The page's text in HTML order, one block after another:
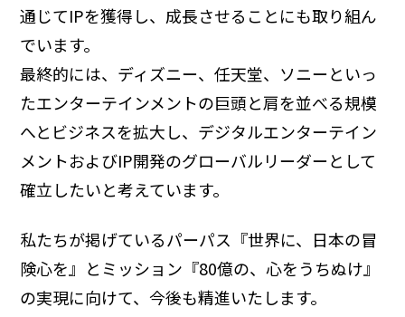
通じてIPを獲得し、成長させることにも取り組ん
でいます。
最終的には、ディズニー、任天堂、ソニーといっ
たエンターテインメントの巨頭と肩を並べる規模
へとビジネスを拡大し、デジタルエンターテイン
メントおよびIP開発のグローバルリーダーとして
確立したいと考えています。
私たちが掲げているパーパス『世界に、日本の冒
険心を』とミッション『80億の、心をうちぬけ』
の実現に向けて、今後も精進いたします。